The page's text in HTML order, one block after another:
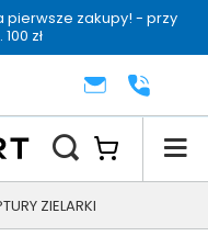
pierwsze zakupy! - przy
zł
konsultacjaKONTAKT+48 222
ZIELARKI